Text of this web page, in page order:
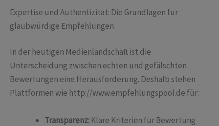
Expertise und Authentizität: Die Grundlagen für
glaubwürdige Empfehlungen
In der heutigen Medienlandschaft ist die
Unterscheidung zwischen echten und gefälschten
Bewertungen eine Herausforderung. Deshalb stehen
Plattformen wie http://www.empfehlungspool.de für:
Transparenz: Klare Kriterien für Bewertung